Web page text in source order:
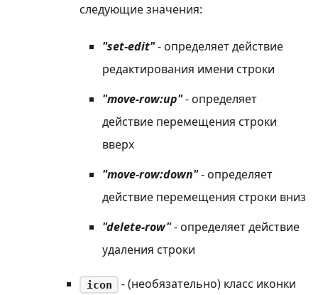
следующие значения:
"set-edit"- определяет действие
редактирования имени строки
"move-row:up"- определяет
действие перемещения строки
вверх
"move-row:down"- определяет
действие перемещения строки вниз
"delete-row"- определяет действие
удаления строки
icon
- (необязательно) класс иконки